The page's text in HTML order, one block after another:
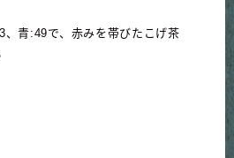
、青:49で、赤みを帯びたこげ茶